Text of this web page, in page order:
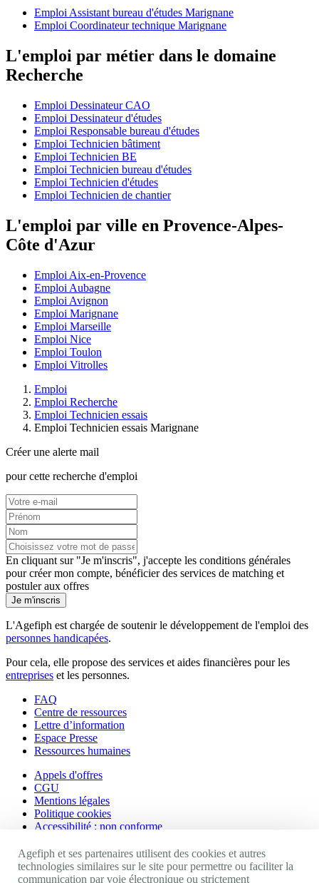
Emploi Assistant bureau d'études Marignane
Emploi Coordinateur technique Marignane
L'emploi par métier dans le domaine
Recherche
Emploi Dessinateur CAO
Emploi Dessinateur d'études
Emploi Responsable bureau d'études
Emploi Technicien bâtiment
Emploi Technicien BE
Emploi Technicien bureau d'études
Emploi Technicien d'études
Emploi Technicien de chantier
L'emploi par ville en Provence-Alpes-
Côte d'Azur
Emploi Aix-en-Provence
Emploi Aubagne
Emploi Avignon
Emploi Marignane
Emploi Marseille
Emploi Nice
Emploi Toulon
Emploi Vitrolles
Emploi
Emploi Recherche
Emploi Technicien essais
Emploi Technicien essais Marignane
Créer une alerte mail
pour cette recherche d'emploi
En cliquant sur "Je m'inscris", j'accepte les conditions générales
pour créer mon compte, bénéficier des services de matching et
postuler aux offres
Je m'inscris
L'Agefiph est chargée de soutenir le développement de l'emploi des
personnes handicapées.
Pour cela, elle propose des services et aides financières pour les
entreprises et les personnes.
FAQ
Centre de ressources
Lettre d’information
Espace Presse
Ressources humaines
Appels d'offres
CGU
Mentions légales
Politique cookies
Accessibilité : non conforme
Nos autres sites
Agefiph et ses partenaires utilisent des cookies et autres
technologies similaires sur le site pour permettre ou faciliter la
communication par voie électronique ou strictement